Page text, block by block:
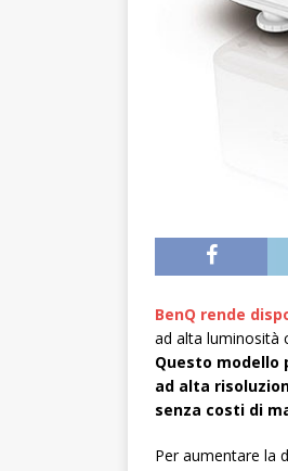
BenQ rende
ad alta luminosità
Questo modello
ad alta
senza costi di
Per aumentare la